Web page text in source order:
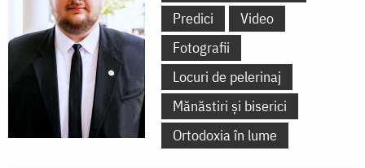
Predici
Video
Fotografii
Locuri de pelerinaj
Mănăstiri și biserici
Ortodoxia în lume